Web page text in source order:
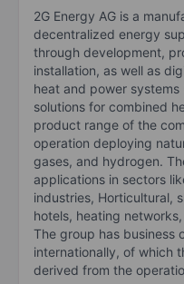
2G Energy AG is a
decentralized energy
through development,
installation, as well as
heat and power
solutions for combined
product range of the
operation deploying
gases, and hydrogen.
applications in sectors
industries, Horticultural,
hotels, heating
The group has business
internationally, of which
derived from the